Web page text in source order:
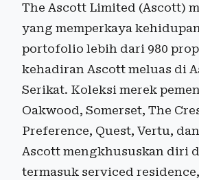
The Ascott Limited (Ascott)
yang memperkaya
portofolio lebih dari 980
kehadiran Ascott meluas di
Serikat. Koleksi merek
Oakwood, Somerset, The
Preference, Quest, Vertu,
Ascott mengkhususkan diri
termasuk serviced